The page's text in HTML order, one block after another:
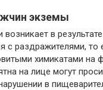
экземы
в результате
с раздражителями, то
химикатами на
на лице могут
в